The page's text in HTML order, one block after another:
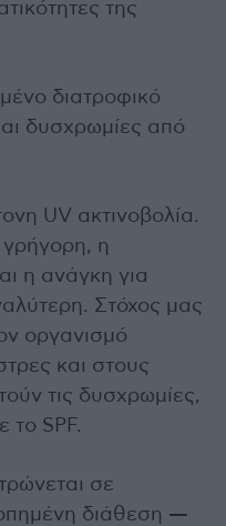
της
διατροφικό
δυσχρωμίες από
UV ακτινοβολία.
η
η ανάγκη για
Στόχος μας
οργανισμό
και στους
τις δυσχρωμίες,
το SPF.
σε
διάθεση —